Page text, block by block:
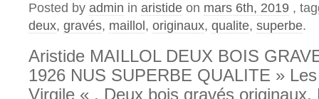
Posted by admin in aristide on mars 6th, 2019 ,
deux, gravés, maillol , originaux, qualite, superbe.
Aristide MAILLOL DEUX BOIS
1926 NUS SUPERBE QUALITE »
Virgile « . Deux bois gravés originaux.